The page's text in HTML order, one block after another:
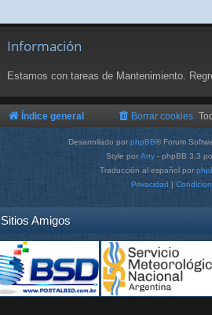
Información
Estamos con tareas de Mantenimiento.
Índice general Borrar cookies
Desarrollado por phpBB® Forum
Style por Arty - phpBB 3.3
Traducción al español por
Privacidad |
Sitios Amigos